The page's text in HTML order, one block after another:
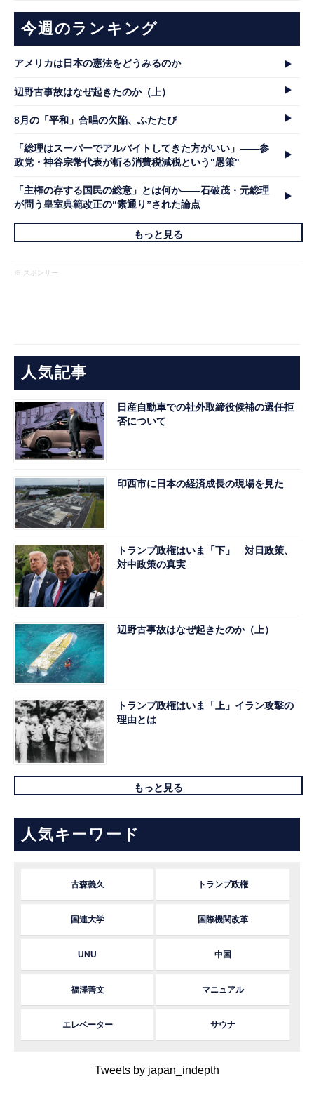
今週のランキング
アメリカは日本の憲法をどうみるのか
辺野古事故はなぜ起きたのか（上）
8月の「平和」合唱の欠陥、ふたたび
「総理はスーパーでアルバイトしてきた方がいい」――参
政党・神谷宗幣代表が斬る消費税減税という"愚策"
「主権の存する国民の総意」とは何か――石破茂・元総理
が問う皇室典範改正の“素通り”された論点
もっと見る
※ スポンサー
人気記事
日産自動車での社外取締役候補の選任拒
否について
印西市に日本の経済成長の現場を見た
トランプ政権はいま「下」 対日政策、
対中政策の真実
辺野古事故はなぜ起きたのか（上）
トランプ政権はいま「上」イラン攻撃の
理由とは
もっと見る
人気キーワード
古森義久 トランプ政権
国連大学 国際機関改革
UNU 中国
福澤善文 マニュアル
エレベーター サウナ
Tweets by japan_indepth